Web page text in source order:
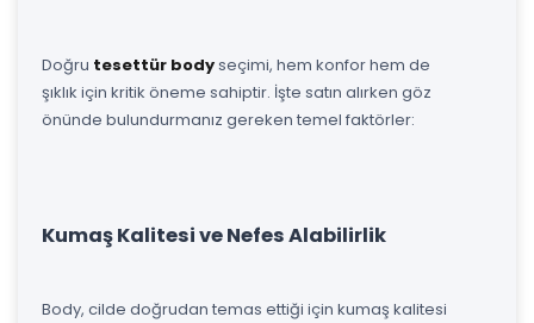
Doğru tesettür bodyseçimi, hem konfor hem de
şıklık için kritik öneme sahiptir. İşte satın alırken göz
önünde bulundurmanız gereken temel faktörler:
Kumaş Kalitesi ve Nefes Alabilirlik
Body, cilde doğrudan temas ettiği için kumaş kalitesi